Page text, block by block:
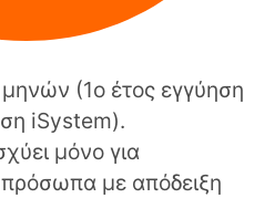
(1o έτος εγγύηση
iSystem).
μόνο για
με απόδειξη